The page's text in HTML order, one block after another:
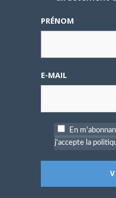
– Spécial Posters est
disponible !
Une nouvelle série
pour 2027
PRÉNOM
E-MAIL
En
j'accepte la